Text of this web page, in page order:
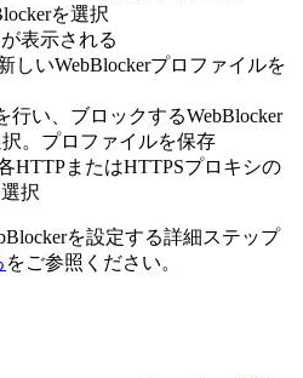
を選択
表示される
いWebBlockerプロファイルを
行い、ブロックするWebBlocker
。プロファイルを保存
HTTPまたはHTTPSプロキシの
択
を設定する詳細ステップ
をご参照ください。